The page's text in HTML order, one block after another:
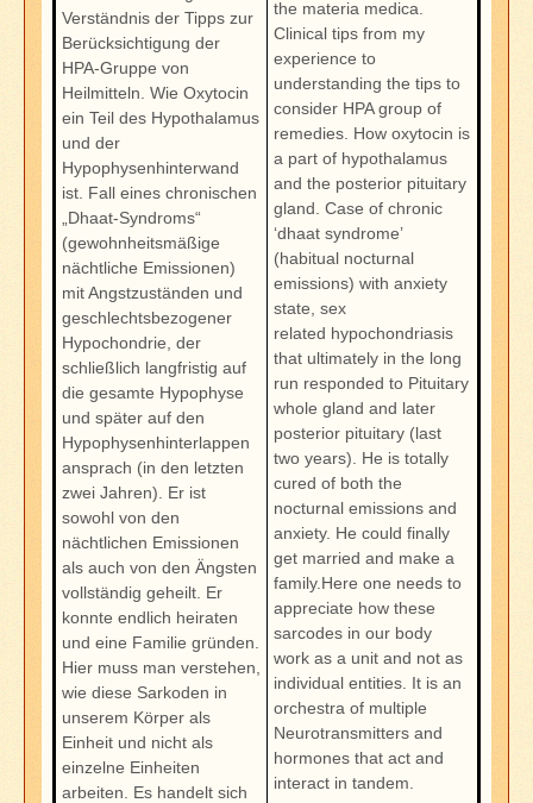
Verständnis der Tipps zur
Berücksichtigung der
HPA-Gruppe von
Heilmitteln. Wie Oxytocin
ein Teil des Hypothalamus
und der
Hypophysenhinterwand
ist. Fall eines chronischen
„Dhaat-Syndroms“
(gewohnheitsmäßige
nächtliche Emissionen)
mit Angstzuständen und
geschlechtsbezogener
Hypochondrie, der
schließlich langfristig auf
die gesamte Hypophyse
und später auf den
Hypophysenhinterlappen
ansprach (in den letzten
zwei Jahren). Er ist
sowohl von den
nächtlichen Emissionen
als auch von den Ängsten
vollständig geheilt. Er
konnte endlich heiraten
und eine Familie gründen.
Hier muss man verstehen,
wie diese Sarkoden in
unserem Körper als
Einheit und nicht als
einzelne Einheiten
arbeiten. Es handelt sich
the materia medica.
Clinical tips from my
experience to
understanding the tips to
consider HPA group of
remedies. How oxytocin is
a part of hypothalamus
and the posterior pituitary
gland. Case of chronic
‘dhaat syndrome’
(habitual nocturnal
emissions) with anxiety
state, sex
related hypochondriasis
that ultimately in the long
run responded to Pituitary
whole gland and later
posterior pituitary (last
two years). He is totally
cured of both the
nocturnal emissions and
anxiety. He could finally
get married and make a
family.Here one needs to
appreciate how these
sarcodes in our body
work as a unit and not as
individual entities. It is an
orchestra of multiple
Neurotransmitters and
hormones that act and
interact in tandem.